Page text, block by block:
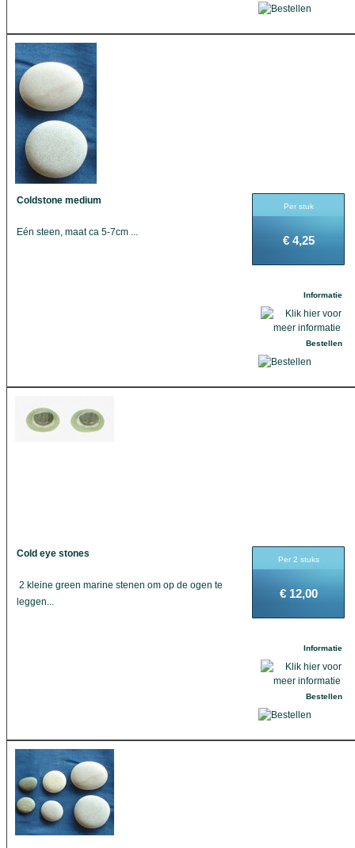
Coldstone medium
Eén steen, maat ca 5-7cm ...
Per stuk
€ 4,25
Informatie
Bestellen
Cold eye stones
2 kleine green marine stenen om op de ogen te
leggen...
Per 2 stuks
€ 12,00
Informatie
Bestellen